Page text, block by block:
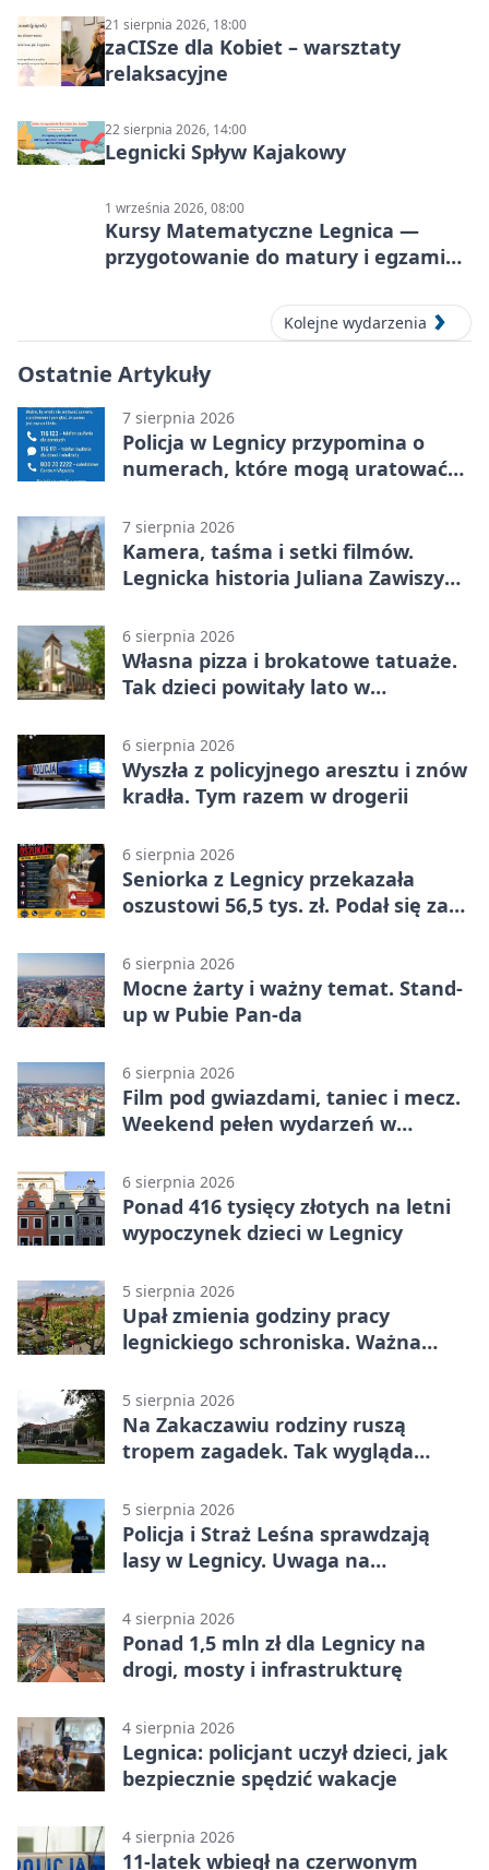
21 sierpnia 2026, 18:00
zaCISze dla Kobiet – warsztaty
relaksacyjne
22 sierpnia 2026, 14:00
Legnicki Spływ Kajakowy
1 września 2026, 08:00
Kursy Matematyczne Legnica —
przygotowanie do matury i egzaminu
Kolejne wydarzenia
Ostatnie Artykuły
7 sierpnia 2026
Policja w Legnicy przypomina o
numerach, które mogą uratować
7 sierpnia 2026
Kamera, taśma i setki filmów.
Legnicka historia Juliana Zawiszy
6 sierpnia 2026
Własna pizza i brokatowe tatuaże.
Tak dzieci powitały lato w
6 sierpnia 2026
Wyszła z policyjnego aresztu i znów
kradła. Tym razem w drogerii
6 sierpnia 2026
Seniorka z Legnicy przekazała
oszustowi 56,5 tys. zł. Podał się za
6 sierpnia 2026
Mocne żarty i ważny temat. Stand-
up w Pubie Pan-da
6 sierpnia 2026
Film pod gwiazdami, taniec i mecz.
Weekend pełen wydarzeń w
6 sierpnia 2026
Ponad 416 tysięcy złotych na letni
wypoczynek dzieci w Legnicy
5 sierpnia 2026
Upał zmienia godziny pracy
legnickiego schroniska. Ważna
5 sierpnia 2026
Na Zakaczawiu rodziny ruszą
tropem zagadek. Tak wygląda
5 sierpnia 2026
Policja i Straż Leśna sprawdzają
lasy w Legnicy. Uwaga na
4 sierpnia 2026
Ponad 1,5 mln zł dla Legnicy na
drogi, mosty i infrastrukturę
4 sierpnia 2026
Legnica: policjant uczył dzieci, jak
bezpiecznie spędzić wakacje
4 sierpnia 2026
11-latek wbiegł na czerwonym